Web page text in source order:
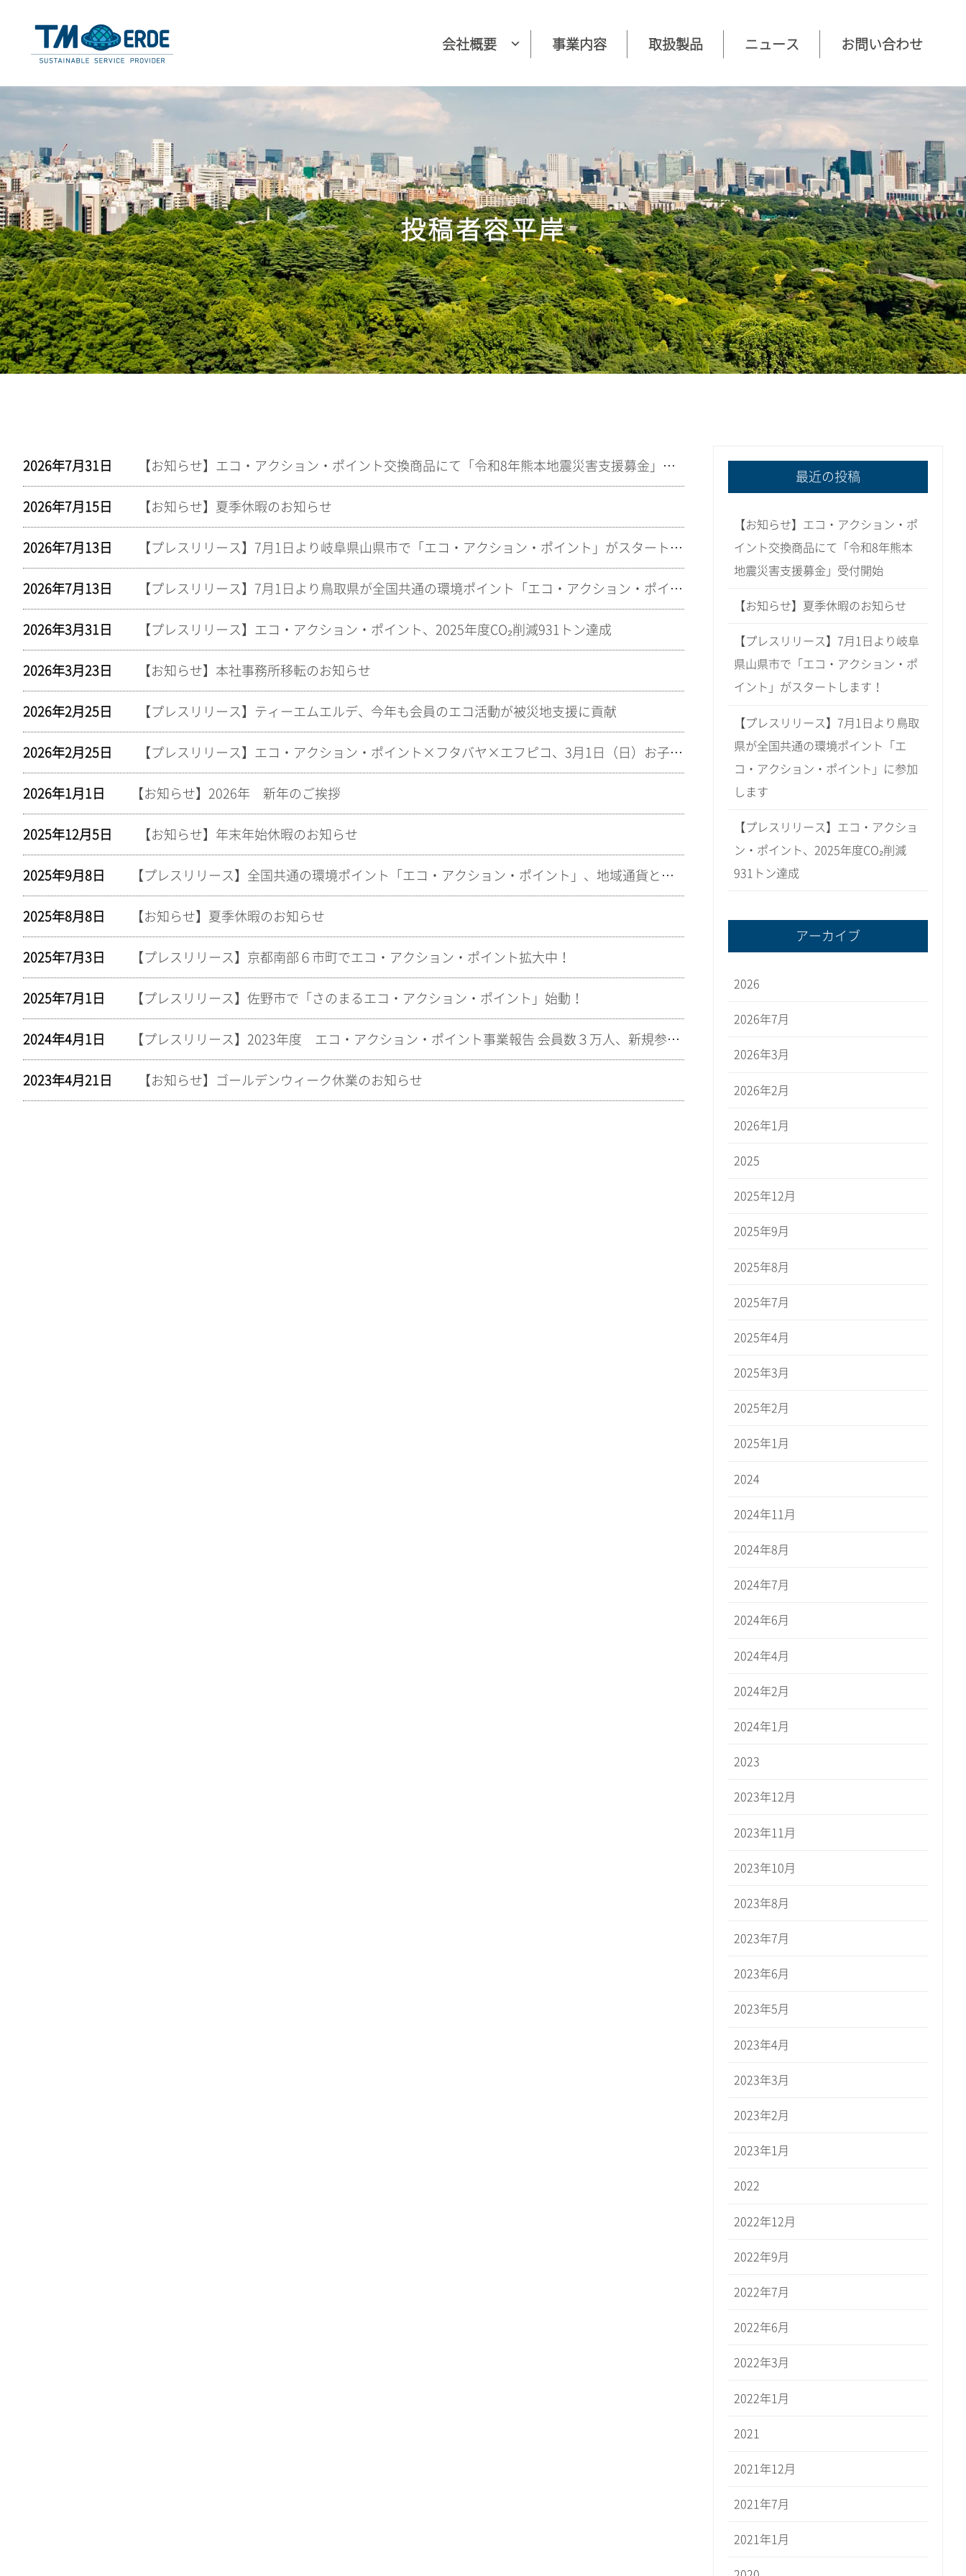
会社概要 事業内容 取扱製品 ニュース お問い合わせ
投稿者容平岸
2026年7月31日 【お知らせ】エコ・アクション・ポイント交換商品にて「令和8年熊本地震災害支援募金」受付開始
2026年7月15日 【お知らせ】夏季休暇のお知らせ
2026年7月13日 【プレスリリース】7月1日より岐阜県山県市で「エコ・アクション・ポイント」がスタートします！
2026年7月13日 【プレスリリース】7月1日より鳥取県が全国共通の環境ポイント「エコ・アクション・ポイント」に参加します
2026年3月31日 【プレスリリース】エコ・アクション・ポイント、2025年度CO₂削減931トン達成
2026年3月23日 【お知らせ】本社事務所移転のお知らせ
2026年2月25日 【プレスリリース】ティーエムエルデ、今年も会員のエコ活動が被災地支援に貢献
2026年2月25日 【プレスリリース】エコ・アクション・ポイント×フタバヤ×エフピコ、3月1日（日）お子さまも楽しめるリサイクル体験イベント開催
2026年1月1日 【お知らせ】2026年 新年のご挨拶
2025年12月5日 【お知らせ】年末年始休暇のお知らせ
2025年9月8日 【プレスリリース】全国共通の環境ポイント「エコ・アクション・ポイント」、地域通貨との連携を強化
2025年8月8日 【お知らせ】夏季休暇のお知らせ
2025年7月3日 【プレスリリース】京都南部６市町でエコ・アクション・ポイント拡大中！
2025年7月1日 【プレスリリース】佐野市で「さのまるエコ・アクション・ポイント」始動！
2024年4月1日 【プレスリリース】2023年度 エコ・アクション・ポイント事業報告 会員数３万人、新規参加５企業２自治体が採用
2023年4月21日 【お知らせ】ゴールデンウィーク休業のお知らせ
最近の投稿
【お知らせ】エコ・アクション・ポ
イント交換商品にて「令和8年熊本
地震災害支援募金」受付開始
【お知らせ】夏季休暇のお知らせ
【プレスリリース】7月1日より岐阜
県山県市で「エコ・アクション・ポ
イント」がスタートします！
【プレスリリース】7月1日より鳥取
県が全国共通の環境ポイント「エ
コ・アクション・ポイント」に参加
します
【プレスリリース】エコ・アクショ
ン・ポイント、2025年度CO₂削減
931トン達成
アーカイブ
2026
2026年7月
2026年3月
2026年2月
2026年1月
2025
2025年12月
2025年9月
2025年8月
2025年7月
2025年4月
2025年3月
2025年2月
2025年1月
2024
2024年11月
2024年8月
2024年7月
2024年6月
2024年4月
2024年2月
2024年1月
2023
2023年12月
2023年11月
2023年10月
2023年8月
2023年7月
2023年6月
2023年5月
2023年4月
2023年3月
2023年2月
2023年1月
2022
2022年12月
2022年9月
2022年7月
2022年6月
2022年3月
2022年1月
2021
2021年12月
2021年7月
2021年1月